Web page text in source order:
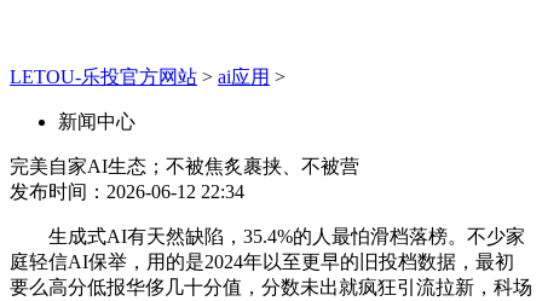
LETOU-乐投官方网站 > ai应用 >
新闻中心
完美自家AI生态；不被焦炙裹挟、不被营
发布时间：2026-06-12 22:34
生成式AI有天然缺陷，35.4%的人最怕滑档落榜。不少家
庭轻信AI保举，用的是2024年以至更早的旧投档数据，最初
要么高分低报华侈几十分值，分数未出就疯狂引流拉新，科场